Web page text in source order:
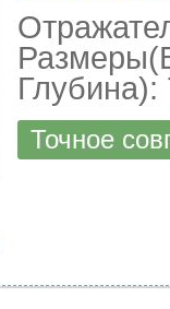
Глубина):
Точное